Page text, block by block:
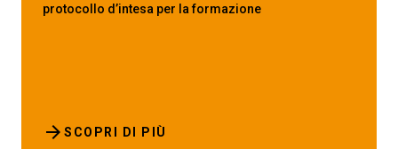
protocollo d’intesa per la formazione
SCOPRI DI PIÙ
arrow_forward